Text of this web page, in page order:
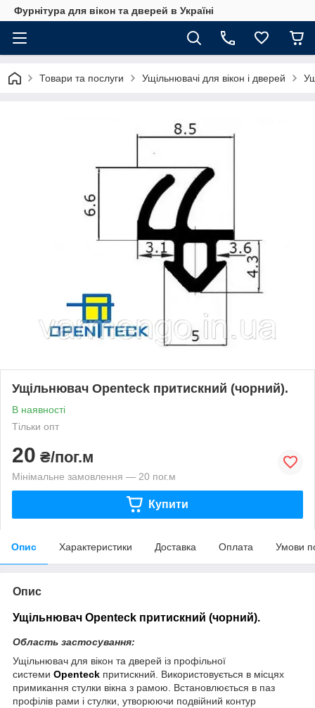
Фурнітура для вікон та дверей в Україні
Товари та послуги Ущільнювачі для вікон і дверей
Ущільнювач Openteck притискний (чорний).
В наявності
Тільки опт
20 ₴/пог.м
Мінімальне замовлення — 20 пог.м
Купити
Опис Характеристики Доставка Оплата Умови
Опис
Ущільнювач Openteck притискний (чорний).
Область застосування:
Ущільнювач для вікон та дверей із профільної
системи Openteck притискний. Використовується в місцях
примикання стулки вікна з рамою. Встановлюється в паз
профілів рами і стулки, утворюючи подвійний контур